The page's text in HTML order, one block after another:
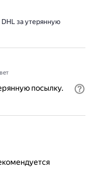
за утерянную
посылку.